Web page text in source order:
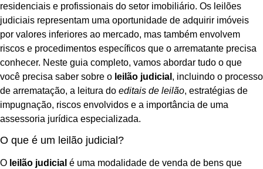
residenciais e profissionais do setor imobiliário. Os leilões
judiciais representam uma oportunidade de adquirir imóveis
por valores inferiores ao mercado, mas também envolvem
riscos e procedimentos específicos que o arrematante precisa
conhecer. Neste guia completo, vamos abordar tudo o que
você precisa saber sobre o leilão judicial , incluindo o processo
de arrematação, a leitura do editais de leilão, estratégias de
impugnação, riscos envolvidos e a importância de uma
assessoria jurídica especializada.
O que é um leilão judicial?
O leilão judicial é uma modalidade de venda de bens que